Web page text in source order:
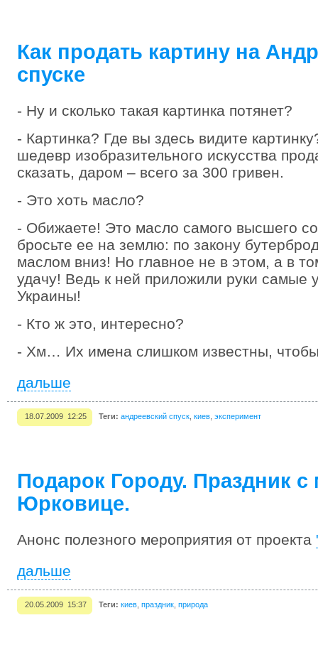
Как продать картину на
спуске
- Ну и сколько такая картинка потянет?
- Картинка? Где вы здесь видите
шедевр изобразительного искусства
сказать, даром – всего за 300 гривен.
- Это хоть масло?
- Обижаете! Это масло самого высшего
бросьте ее на землю: по закону
маслом вниз! Но главное не в этом, а в
удачу! Ведь к ней приложили руки
Украины!
- Кто ж это, интересно?
- Хм… Их имена слишком известны,
дальше
18.07.2009 12:25 Теги: андреевский спуск киев эксперимент
Подарок Городу. Праздник c
Юрковице.
Анонс полезного мероприятия от проекта
дальше
20.05.2009 15:37 Теги: киев праздник природа